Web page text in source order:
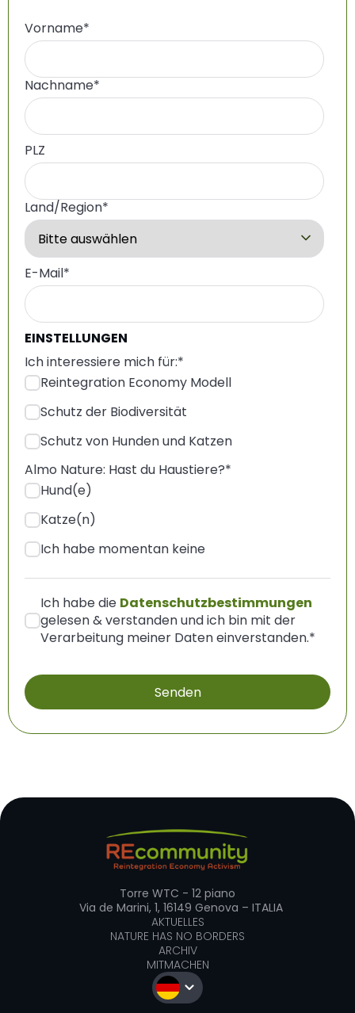
Vorname*
Nachname*
PLZ
Land/Region*
E-Mail*
EINSTELLUNGEN
Ich interessiere mich für:*
Reintegration Economy Modell
Schutz der Biodiversität
Schutz von Hunden und Katzen
Almo Nature: Hast du Haustiere?*
Hund(e)
Katze(n)
Ich habe momentan keine
Ich habe die Datenschutzbestimmungen
gelesen & verstanden und ich bin mit der
Verarbeitung meiner Daten einverstanden.*
Torre WTC - 12 piano
Via de Marini, 1, 16149 Genova – ITALIA
AKTUELLES
NATURE HAS NO BORDERS
ARCHIV
MITMACHEN